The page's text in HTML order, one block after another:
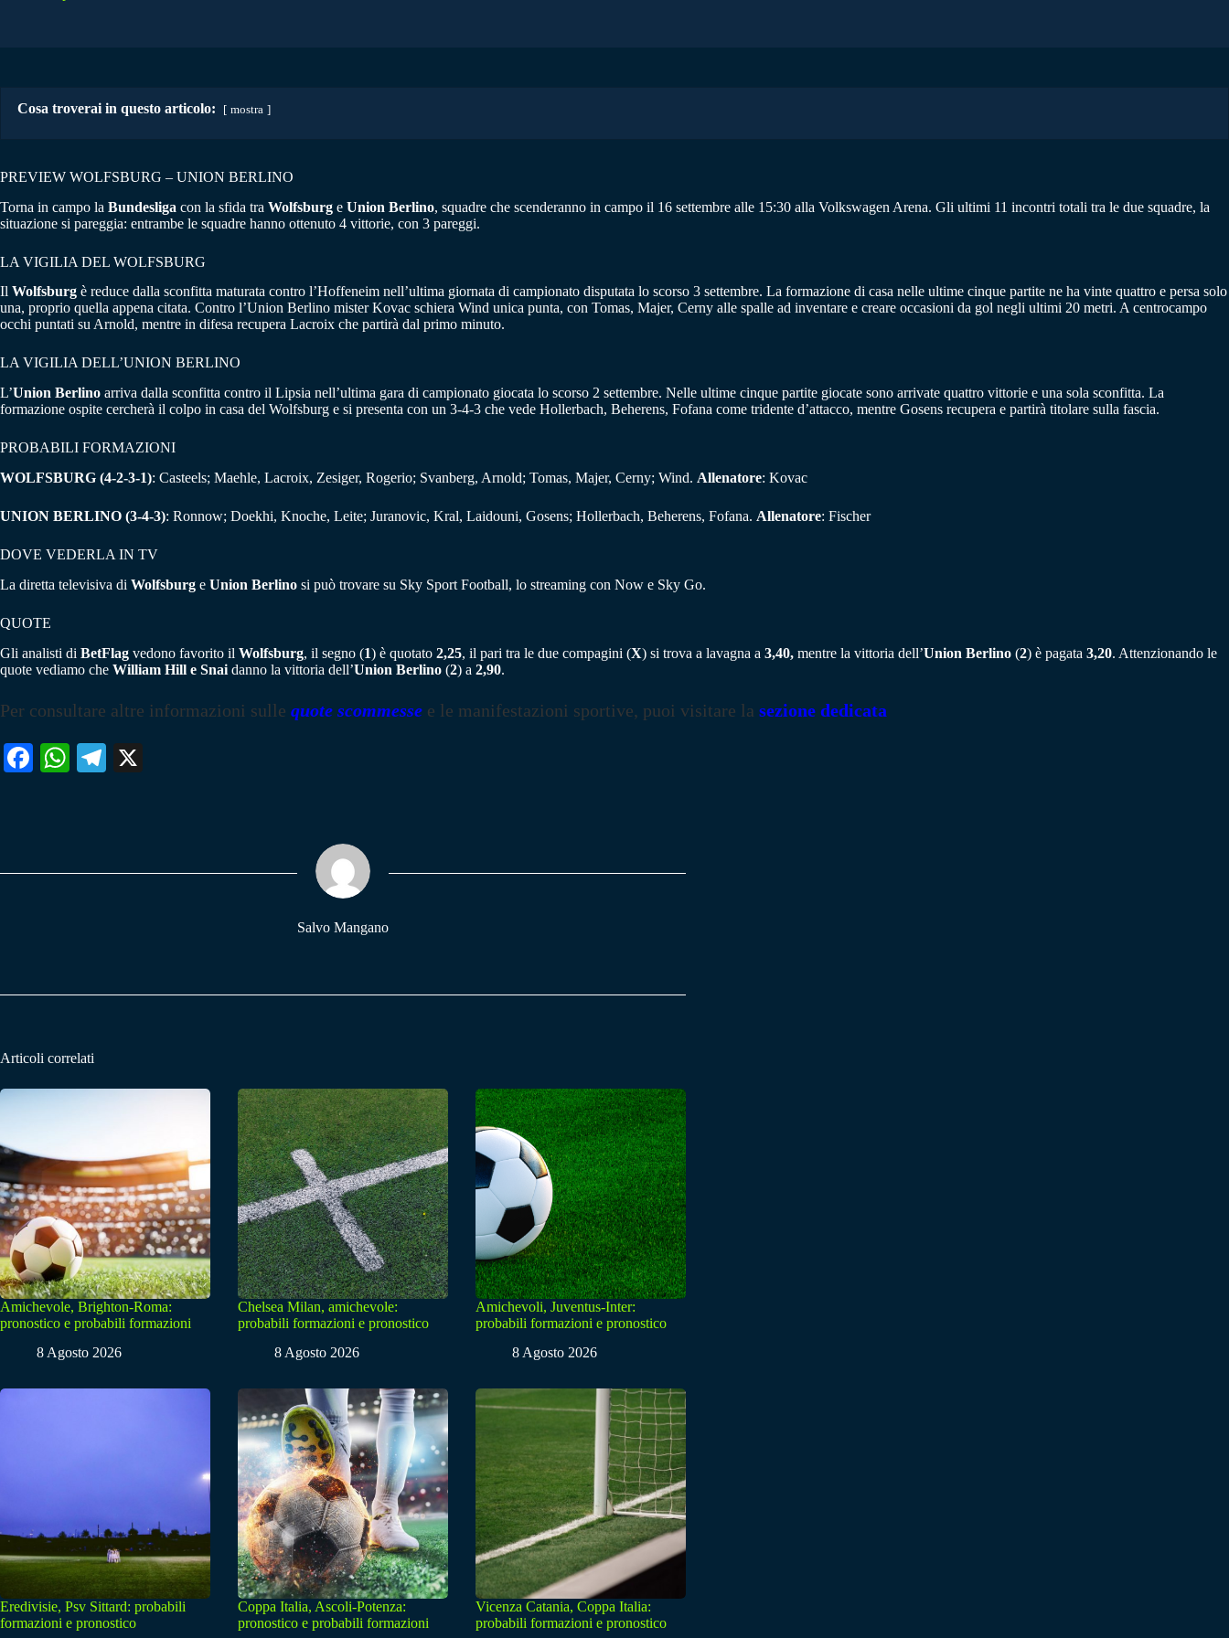
Cosa troverai in questo articolo: mostra
PREVIEW WOLFSBURG – UNION BERLINO
Torna in campo la Bundesliga con la sfida tra Wolfsburg e Union Berlino, squadre che scenderanno in campo il 16 settembre alle 15:30 alla Volkswagen Arena. Gli ultimi 11 incontri totali tra le due squadre, la
situazione si pareggia: entrambe le squadre hanno ottenuto 4 vittorie, con 3 pareggi.
LA VIGILIA DEL WOLFSBURG
Il Wolfsburg è reduce dalla sconfitta maturata contro l’Hoffeneim nell’ultima giornata di campionato disputata lo scorso 3 settembre. La formazione di casa nelle ultime cinque partite ne ha vinte quattro e persa solo
una, proprio quella appena citata. Contro l’Union Berlino mister Kovac schiera Wind unica punta, con Tomas, Majer, Cerny alle spalle ad inventare e creare occasioni da gol negli ultimi 20 metri. A centrocampo
occhi puntati su Arnold, mentre in difesa recupera Lacroix che partirà dal primo minuto.
LA VIGILIA DELL’UNION BERLINO
L’Union Berlino arriva dalla sconfitta contro il Lipsia nell’ultima gara di campionato giocata lo scorso 2 settembre. Nelle ultime cinque partite giocate sono arrivate quattro vittorie e una sola sconfitta. La
formazione ospite cercherà il colpo in casa del Wolfsburg e si presenta con un 3-4-3 che vede Hollerbach, Beherens, Fofana come tridente d’attacco, mentre Gosens recupera e partirà titolare sulla fascia.
PROBABILI FORMAZIONI
WOLFSBURG (4-2-3-1): Casteels; Maehle, Lacroix, Zesiger, Rogerio; Svanberg, Arnold; Tomas, Majer, Cerny; Wind. Allenatore: Kovac
UNION BERLINO (3-4-3): Ronnow; Doekhi, Knoche, Leite; Juranovic, Kral, Laidouni, Gosens; Hollerbach, Beherens, Fofana. Allenatore: Fischer
DOVE VEDERLA IN TV
La diretta televisiva di Wolfsburg e Union Berlino si può trovare su Sky Sport Football, lo streaming con Now e Sky Go.
QUOTE
Gli analisti di BetFlag vedono favorito il Wolfsburg, il segno (1) è quotato 2,25, il pari tra le due compagini (X) si trova a lavagna a 3,40, mentre la vittoria dell’Union Berlino (2) è pagata 3,20. Attenzionando le
quote vediamo che William Hill e Snai danno la vittoria dell’Union Berlino (2) a 2,90.
Per consultare altre informazioni sulle quote scommesse e le manifestazioni sportive, puoi visitare la sezione dedicata
Fa W
pp
Te
m
Salvo Mangano
Articoli correlati
Amichevole, Brighton-Roma:
pronostico e probabili formazioni
8 Agosto 2026
Chelsea Milan, amichevole:
probabili formazioni e pronostico
8 Agosto 2026
Amichevoli, Juventus-Inter:
probabili formazioni e pronostico
8 Agosto 2026
Eredivisie, Psv Sittard: probabili
formazioni e pronostico
Coppa Italia, Ascoli-Potenza:
pronostico e probabili formazioni
Vicenza Catania, Coppa Italia:
probabili formazioni e pronostico